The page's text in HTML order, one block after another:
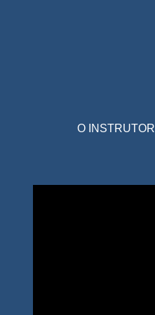
O INSTRUTOR